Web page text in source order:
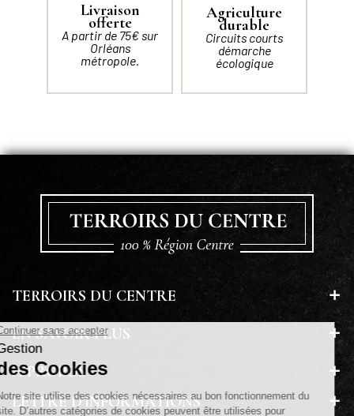
Livraison
offerte
A partir de 75€ sur
Orléans
métropole.
Agriculture
durable
Circuits courts
démarche
écologique
TERROIRS DU CENTRE
EN SAVOIR PLUS
A PROPOS
LETTRE D'INFORMATIONS